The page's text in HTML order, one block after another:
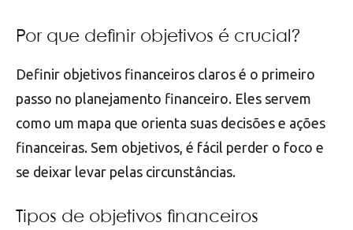
Por que definir objetivos é crucial?
Definir objetivos financeiros claros é o primeiro
passo no planejamento financeiro. Eles servem
como um mapa que orienta suas decisões e ações
financeiras. Sem objetivos, é fácil perder o foco e
se deixar levar pelas circunstâncias.
Tipos de objetivos financeiros